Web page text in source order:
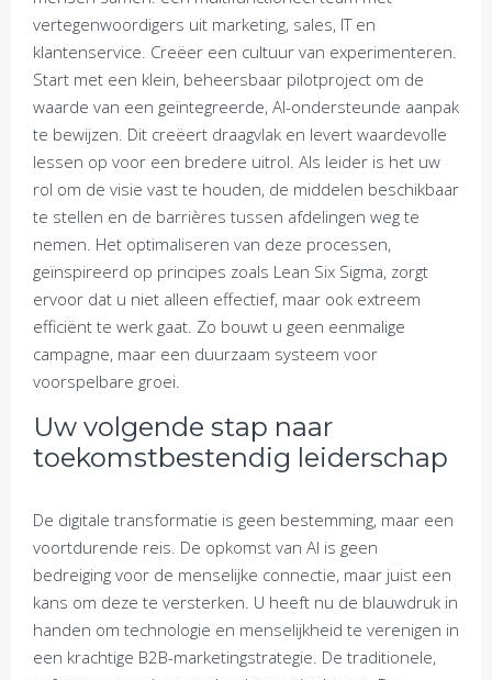
vertegenwoordigers uit marketing, sales, IT en
klantenservice. Creëer een cultuur van experimenteren.
Start met een klein, beheersbaar pilotproject om de
waarde van een geïntegreerde, AI-ondersteunde aanpak
te bewijzen. Dit creëert draagvlak en levert waardevolle
lessen op voor een bredere uitrol. Als leider is het uw
rol om de visie vast te houden, de middelen beschikbaar
te stellen en de barrières tussen afdelingen weg te
nemen. Het optimaliseren van deze processen,
geïnspireerd op principes zoals Lean Six Sigma, zorgt
ervoor dat u niet alleen effectief, maar ook extreem
efficiënt te werk gaat. Zo bouwt u geen eenmalige
campagne, maar een duurzaam systeem voor
voorspelbare groei.
Uw volgende stap naar
toekomstbestendig leiderschap
De digitale transformatie is geen bestemming, maar een
voortdurende reis. De opkomst van AI is geen
bedreiging voor de menselijke connectie, maar juist een
kans om deze te versterken. U heeft nu de blauwdruk in
handen om technologie en menselijkheid te verenigen in
een krachtige B2B-marketingstrategie. De traditionele,